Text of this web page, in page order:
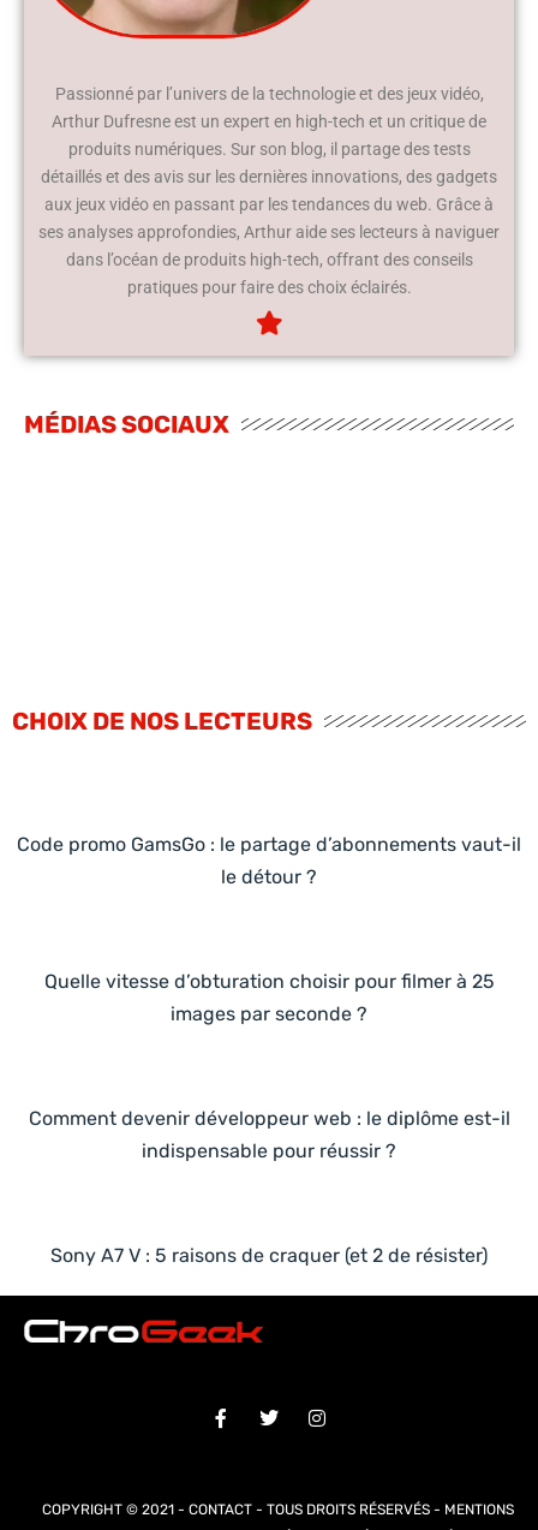
Passionné par l’univers de la technologie et des jeux vidéo,
Arthur Dufresne est un expert en high-tech et un critique de
produits numériques. Sur son blog, il partage des tests
détaillés et des avis sur les dernières innovations, des gadgets
aux jeux vidéo en passant par les tendances du web. Grâce à
ses analyses approfondies, Arthur aide ses lecteurs à naviguer
dans l’océan de produits high-tech, offrant des conseils
pratiques pour faire des choix éclairés.
MÉDIAS SOCIAUX
CHOIX DE NOS LECTEURS
Code promo GamsGo : le partage d’abonnements vaut-il
le détour ?
Quelle vitesse d’obturation choisir pour filmer à 25
images par seconde ?
Comment devenir développeur web : le diplôme est-il
indispensable pour réussir ?
Sony A7 V : 5 raisons de craquer (et 2 de résister)
COPYRIGHT © 2021 - CONTACT - TOUS DROITS RÉSERVÉS - MENTIONS